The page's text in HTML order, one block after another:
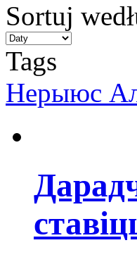
Sortuj
Tags
Нерыюс